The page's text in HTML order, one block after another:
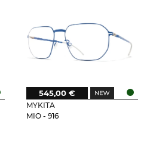
MYKITA
MIO - 916
545,00 €